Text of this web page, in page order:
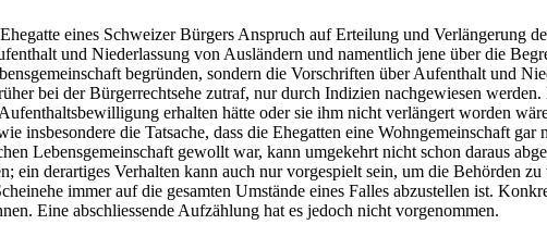
eines Schweizer Bürgers Anspruch auf Erteilung und Verlängerung
und Niederlassung von Ausländern und namentlich jene über die
begründen, sondern die Vorschriften über Aufenthalt und
bei der Bürgerrechtsehe zutraf, nur durch Indizien nachgewiesen
erhalten hätte oder sie ihm nicht verlängert worden
insbesondere die Tatsache, dass die Ehegatten eine Wohngemeinschaft
Lebensgemeinschaft gewollt war, kann umgekehrt nicht schon daraus
ein derartiges Verhalten kann auch nur vorgespielt sein, um die Behörden
immer auf die gesamten Umstände eines Falles abzustellen ist.
Eine abschliessende Aufzählung hat es jedoch nicht vorgenommen.